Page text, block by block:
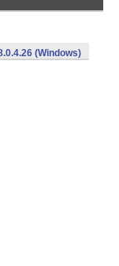
(Windows)